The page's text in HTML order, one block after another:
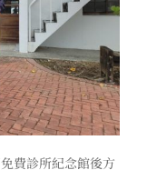
費診所紀念館後方